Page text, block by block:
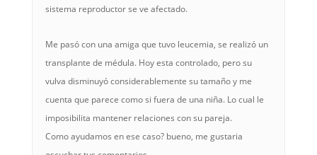
sistema reproductor se ve afectado.
Me pasó con una amiga que tuvo leucemia, se realizó un
transplante de médula. Hoy esta controlado, pero su
vulva disminuyó considerablemente su tamaño y me
cuenta que parece como si fuera de una niña. Lo cual le
imposibilita mantener relaciones con su pareja.
Como ayudamos en ese caso? bueno, me gustaria